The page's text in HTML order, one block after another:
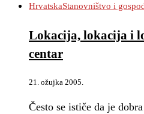
HrvatskaStanovništvo i
Lokacija, lokacija i
centar
21. ožujka 2005.
Često se ističe da je